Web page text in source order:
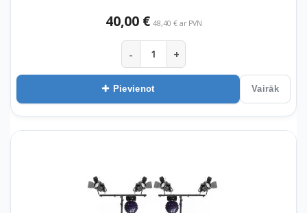
40,00 € 48,40 € ar PVN
- +
Pievienot Vairāk